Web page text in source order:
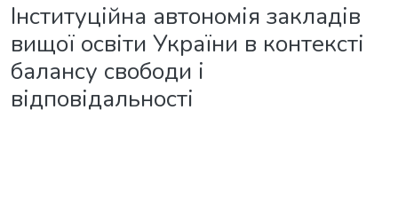
Інституційна автономія закладів
вищої освіти України в контексті
балансу свободи і
відповідальності